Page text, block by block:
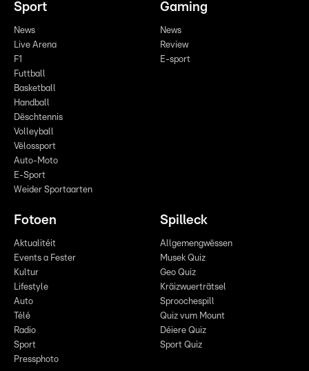
Sport
News
Live Arena
F1
Futtball
Basketball
Handball
Dëschtennis
Volleyball
Vëlossport
Auto-Moto
E-Sport
Weider Sportaarten
Gaming
News
Review
E-sport
Fotoen
Aktualitéit
Events a Fester
Kultur
Lifestyle
Auto
Télé
Radio
Sport
Pressphoto
Spilleck
Allgemengwëssen
Musek Quiz
Geo Quiz
Kräizwuerträtsel
Sproochespill
Quiz vum Mount
Déiere Quiz
Sport Quiz